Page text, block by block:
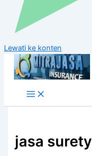
Lewati ke konten
jasa surety